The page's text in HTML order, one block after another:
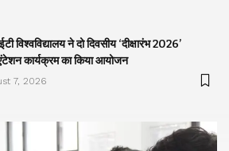
विश्वविद्यालय ने दो दिवसीय ‘दीक्षारंभ 2026’
कार्यक्रम का किया आयोजन
7, 2026